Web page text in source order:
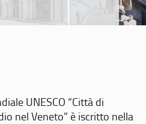
UNESCO “Città di
nel Veneto” è iscritto nella